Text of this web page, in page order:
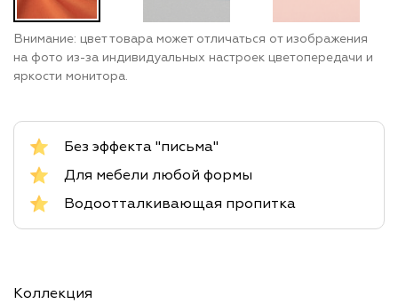
Внимание: цвет товара может отличаться от изображения
на фото из-за индивидуальных настроек цветопередачи и
яркости монитора.
Без эффекта "письма"
Для мебели любой формы
Водоотталкивающая пропитка
Коллекция